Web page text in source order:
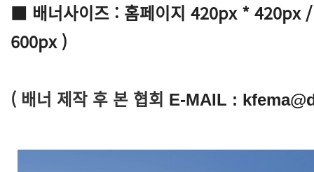
■ 배너사이즈 : 홈페이지 420px * 420px
600px )
( 배너 제작 후 본 협회 E-MAIL :